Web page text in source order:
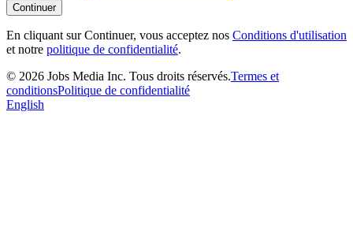
Continuer
En cliquant sur Continuer, vous acceptez nos Conditions d'utilisation
et notre politique de confidentialité.
© 2026 Jobs Media Inc. Tous droits réservés.Termes et
conditionsPolitique de confidentialité
English